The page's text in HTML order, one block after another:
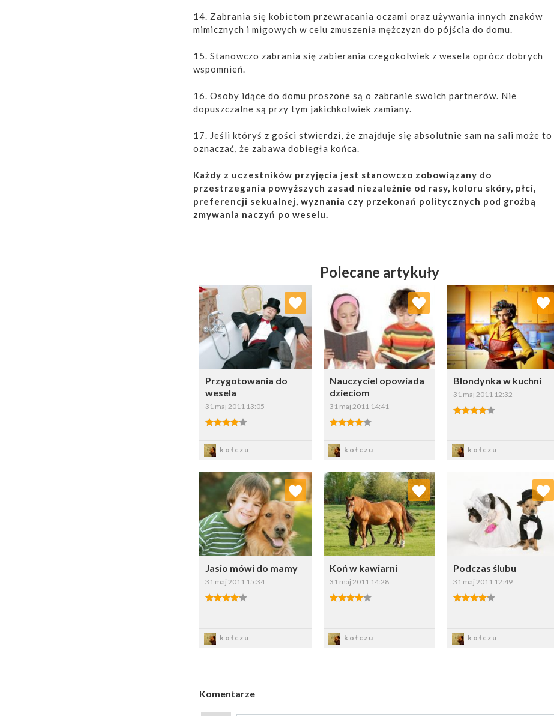
14. Zabrania się kobietom przewracania oczami oraz używania innych znaków
mimicznych i migowych w celu zmuszenia mężczyzn do pójścia do domu.
15. Stanowczo zabrania się zabierania czegokolwiek z wesela oprócz dobrych
wspomnień.
16. Osoby idące do domu proszone są o zabranie swoich partnerów. Nie
dopuszczalne są przy tym jakichkolwiek zamiany.
17. Jeśli któryś z gości stwierdzi, że znajduje się absolutnie sam na sali może to
oznaczać, że zabawa dobiegła końca.
Każdy z uczestników przyjęcia jest stanowczo zobowiązany do
przestrzegania powyższych zasad niezależnie od rasy, koloru skóry, płci,
preferencji sekualnej, wyznania czy przekonań politycznych pod groźbą
zmywania naczyń po weselu.
Polecane artykuły
Przygotowania do
wesela
31 maj 2011 13:05
4.00/5
kołczu
Dodaj do ulubionych
Wybierz listę:
Nauczyciel opowiada
dzieciom
31 maj 2011 14:41
4.00/5
kołczu
Dodaj do ulubionych
Wybierz listę:
Blondynka w kuchni
31 maj 2011 12:32
4.00/5
kołczu
Dodaj do ulubionych
Wybierz listę:
Jasio mówi do mamy
31 maj 2011 15:34
4.00/5
kołczu
Dodaj do ulubionych
Wybierz listę:
Koń w kawiarni
31 maj 2011 14:28
4.00/5
kołczu
Dodaj do ulubionych
Wybierz listę:
Podczas ślubu
31 maj 2011 12:49
4.00/5
kołczu
Dodaj do ulubionych
Wybierz listę:
Komentarze